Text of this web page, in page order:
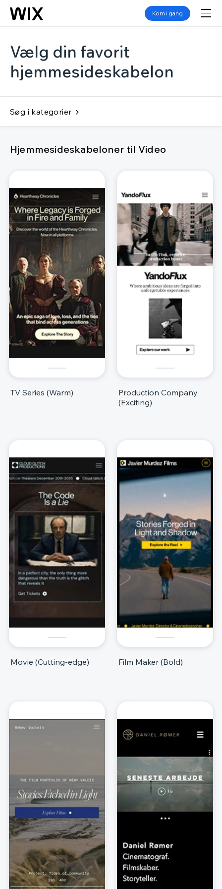
Kom i gang
Vælg din favorit
hjemmesideskabelon
Søg i kategorier
Hjemmesideskabeloner til Video
TV Series (Warm)
Production Company
(Exciting)
Movie (Cutting-edge) Film Maker (Bold)